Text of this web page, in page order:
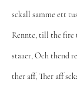
sckall samme ett
Rennte, till the fire
staaer, Och thend
ther aff, Ther aff